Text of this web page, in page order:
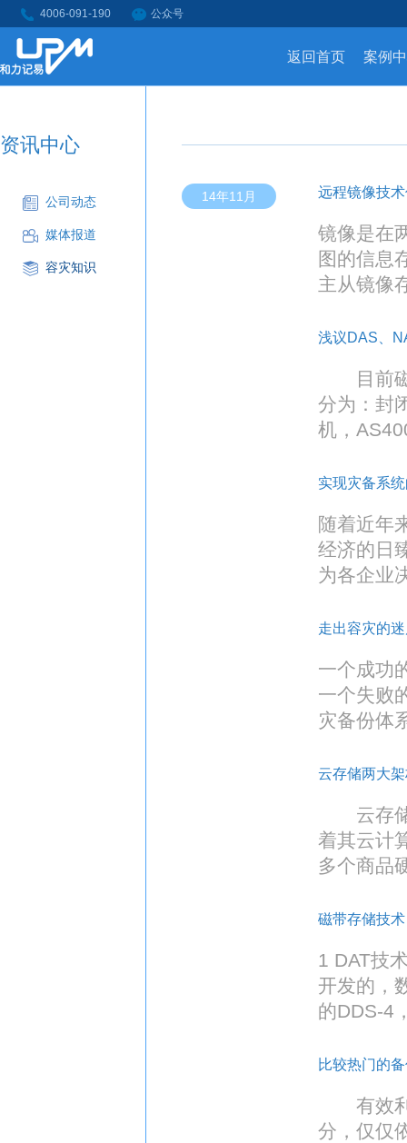
4006-091-190 公众号
返回首页 案例
资讯中心
公司动态
媒体报道
容灾知识
14年11月 远程镜像技
镜像是在
图的信息
主从镜像
浅议DAS、
目前磁
分为：封
机，
实现灾备系
随着近年
经济的日
为各企业
走出容灾的
一个成功
一个失败
灾备份体
云存储两大
云存储
着其云计
多个商品
磁带存储技术
1 DAT技
开发的，
的DDS-4
比较热门的
有效利
分，仅仅